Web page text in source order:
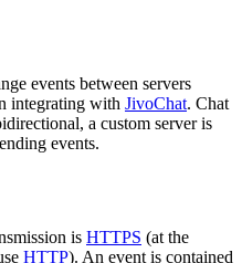
events between servers
integrating with JivoChat. Chat
a custom server is
events.
is HTTPS (at the
HTTP). An event is contained